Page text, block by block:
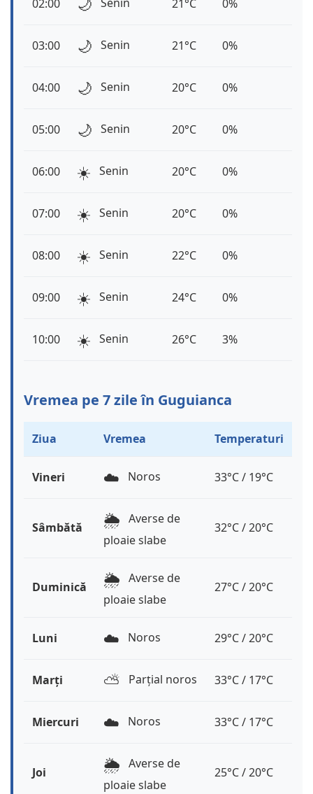
02:00 21°C 0%
03:00 🌙 Senin 21°C 0%
04:00 🌙 Senin 20°C 0%
05:00 🌙 Senin 20°C 0%
06:00 ☀️ Senin 20°C 0%
07:00 ☀️ Senin 20°C 0%
08:00 ☀️ Senin 22°C 0%
09:00 ☀️ Senin 24°C 0%
10:00 ☀️ Senin 26°C 3%
Vremea pe 7 zile în Guguianca
Ziua Vremea Temperaturi
Vineri ☁️ Noros 33°C / 19°C
Sâmbătă 🌦️ Averse de
ploaie slabe
32°C / 20°C
Duminică 🌦️ Averse de
ploaie slabe
27°C / 20°C
Luni ☁️ Noros 29°C / 20°C
Marți ⛅️ Parțial noros 33°C / 17°C
Miercuri ☁️ Noros 33°C / 17°C
Joi 🌦️ Averse de
ploaie slabe
25°C / 20°C